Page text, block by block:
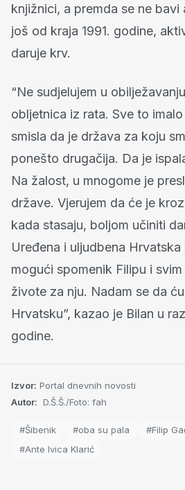
knjižnici, a premda se ne bavi
još od kraja 1991. godine,
daruje krv.
“Ne sudjelujem u
obljetnica iz rata. Sve to
smisla da je država za koju
ponešto drugačija. Da je
Na žalost, u mnogome je
države. Vjerujem da će je
kada stasaju, boljom učiniti
Uređena i uljudbena
mogući spomenik Filipu i
živote za nju. Nadam se da
Hrvatsku”, kazao je Bilan u
godine.
Izvor: Portal dnevnih novosti
Autor: D.Š.Š./Foto: fah
#Šibenik #oba su pala
#Filip
#Ante Ivica Klarić